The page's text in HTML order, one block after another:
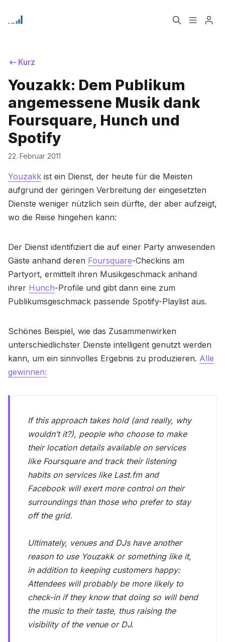
Home
Bitte geben Sie mindestens 3 Zeichen ein
Kurz
Youzakk: Dem Publikum
angemessene Musik dank
Foursquare, Hunch und
Spotify
22. Februar 2011
Youzakk ist ein Dienst, der heute für die Meisten
aufgrund der geringen Verbreitung der eingesetzten
Dienste weniger nützlich sein dürfte, der aber aufzeigt,
wo die Reise hingehen kann:
Der Dienst identifiziert die auf einer Party anwesenden
Gäste anhand deren Foursquare-Checkins am
Partyort, ermittelt ihren Musikgeschmack anhand
ihrer Hunch-Profile und gibt dann eine zum
Publikumsgeschmack passende Spotify-Playlist aus.
Schönes Beispiel, wie das Zusammenwirken
unterschiedlichster Dienste intelligent genutzt werden
kann, um ein sinnvolles Ergebnis zu produzieren. Alle
gewinnen:
If this approach takes hold (and really, why
wouldn’t it?), people who choose to make
their location details available on services
like Foursquare and track their listening
habits on services like Last.fm and
Facebook will exert more control on their
surroundings than those who prefer to stay
off the grid.
Ultimately, venues and DJs have another
reason to use Youzakk or something like it,
in addition to keeping customers happy:
Attendees will probably be more likely to
check-in if they know that doing so will bend
the music to their taste, thus raising the
visibility of the venue or DJ.